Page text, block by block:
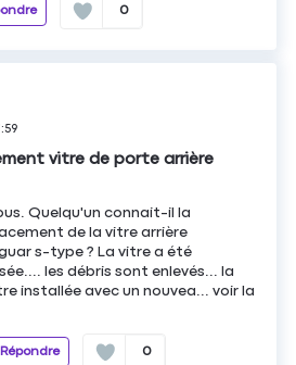
0
vitre de porte arrière
Quelqu'un connait-il la
de la vitre arrière
s-type ? La vitre a été
les débris sont enlevés... la
installée avec un nouvea...voir la
Répondre 0